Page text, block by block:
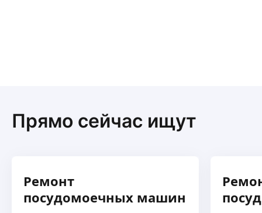
Прямо сейчас ищут
Ремонт
посудомоечных машин